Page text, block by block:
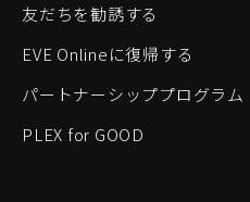
友だちを勧誘する
EVE Onlineに復帰する
パートナーシッププログラム
PLEX for GOOD